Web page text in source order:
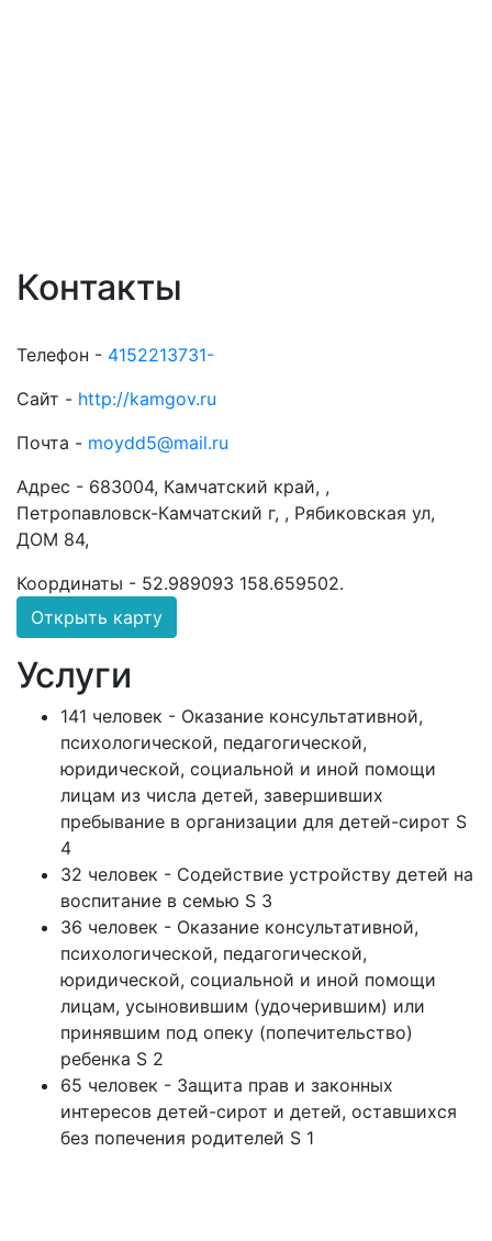
Контакты
Телефон - 4152213731-
Сайт - http://kamgov.ru
Почта - moydd5@mail.ru
Адрес - 683004, Камчатский край, ,
Петропавловск-Камчатский г, , Рябиковская ул,
ДОМ 84,
Координаты - 52.989093 158.659502.
Открыть карту
Услуги
141 человек - Оказание консультативной,
психологической, педагогической,
юридической, социальной и иной помощи
лицам из числа детей, завершивших
пребывание в организации для детей-сирот S
4
32 человек - Содействие устройству детей на
воспитание в семью S 3
36 человек - Оказание консультативной,
психологической, педагогической,
юридической, социальной и иной помощи
лицам, усыновившим (удочерившим) или
принявшим под опеку (попечительство)
ребенка S 2
65 человек - Защита прав и законных
интересов детей-сирот и детей, оставшихся
без попечения родителей S 1